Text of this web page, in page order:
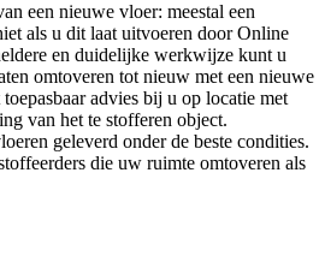
een nieuwe vloer: meestal een
als u dit laat uitvoeren door Online
en duidelijke werkwijze kunt u
omtoveren tot nieuw met een nieuwe
advies bij u op locatie met
van het te stofferen object.
geleverd onder de beste condities.
die uw ruimte omtoveren als